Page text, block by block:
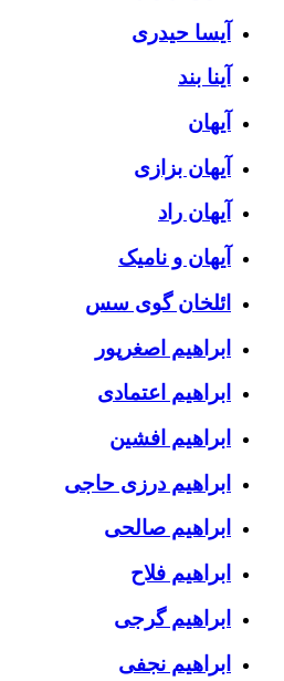
آیسا حیدری
آینا بند
آیهان
آیهان بزازی
آیهان راد
آیهان و نامیک
ائلخان گوی سس
ابراهیم اصغرپور
ابراهیم اعتمادی
ابراهیم افشین
ابراهیم درزی حاجی
ابراهیم صالحی
ابراهیم فلاح
ابراهیم گرجی
ابراهیم نجفی